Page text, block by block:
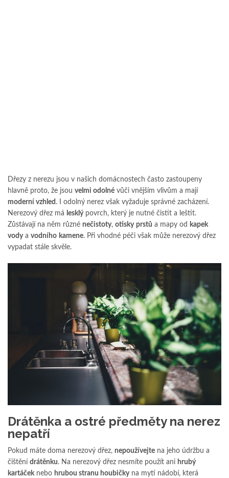
Dřezy z nerezu jsou v našich domácnostech často zastoupeny
hlavně proto, že jsou velmi odolné vůči vnějším vlivům a mají
moderní vzhled . I odolný nerez však vyžaduje správné zacházení.
Nerezový dřez má lesklýpovrch, který je nutné čistit a leštit.
Zůstávají na něm různé nečistoty, otisky prstů a mapy od kapek
vodya vodního kamene. Při vhodné péči však může nerezový dřez
vypadat stále skvěle.
Drátěnka a ostré předměty na nerez
nepatří
Pokud máte doma nerezový dřez, nepoužívejte na jeho údržbu a
čištění drátěnku. Na nerezový dřez nesmíte použít ani hrubý
kartáčeknebo hrubou stranu houbičkyna mytí nádobí, která